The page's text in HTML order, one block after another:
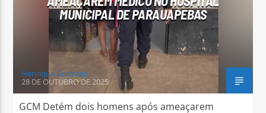
Arara Azul FM
MUNICIPAL DE PARAUAPEBAS
Henrique Gonzaga
28 DE OUTUBRO DE 2025
GCM Detém dois homens após ameaçarem